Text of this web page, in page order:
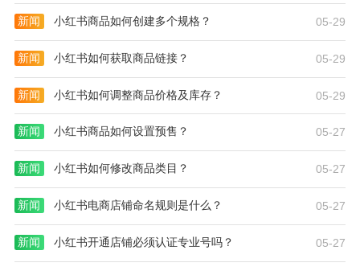
新闻 小红书商品如何创建多个规格？ 05-29
新闻 小红书如何获取商品链接？ 05-29
新闻 小红书如何调整商品价格及库存？ 05-29
新闻 小红书商品如何设置预售？ 05-27
新闻 小红书如何修改商品类目？ 05-27
新闻 小红书电商店铺命名规则是什么？ 05-27
新闻 小红书开通店铺必须认证专业号吗？ 05-27